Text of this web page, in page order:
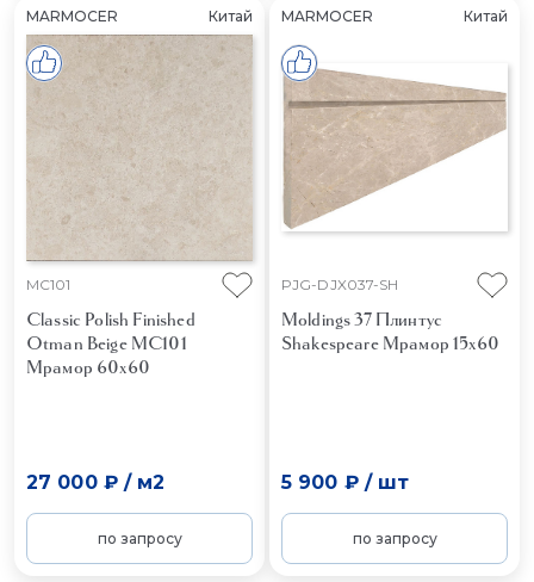
MARMOCER Китай
MC101
Classic Polish Finished
Otman Beige MC101
Мрамор 60x60
27 000 ₽/ м2
по запросу
MARMOCER Китай
PJG-DJX037-SH
Moldings 37 Плинтус
Shakespeare Мрамор 15x60
5 900 ₽/ шт
по запросу